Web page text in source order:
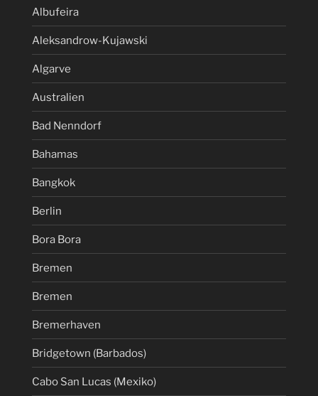
Albufeira
Aleksandrow-Kujawski
Algarve
Australien
Bad Nenndorf
Bahamas
Bangkok
Berlin
Bora Bora
Bremen
Bremen
Bremerhaven
Bridgetown (Barbados)
Cabo San Lucas (Mexiko)